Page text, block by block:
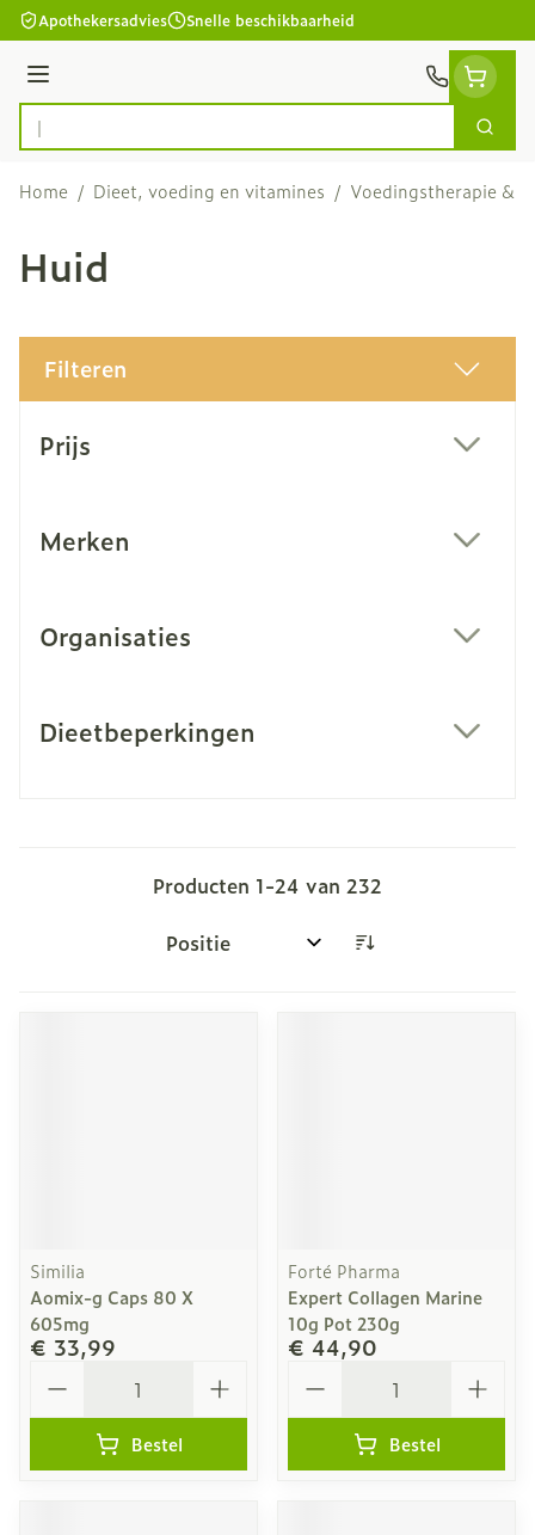
Ga naar de inhoud
Apothekersadvies Snelle beschikbaarheid
Menu
Product, merk, categorie...
Zoek
Home / Dieet, voeding en vitamines / Voedingstherapie &
Huid
Filteren
Prijs
Merken
Organisaties
Dieetbeperkingen
Producten 1-24 van 232
Sorteer op:
Similia
Aomix-g Caps 80 X
605mg
€ 33,99
Bestel
Forté Pharma
Expert Collagen Marine
10g Pot 230g
€ 44,90
Bestel